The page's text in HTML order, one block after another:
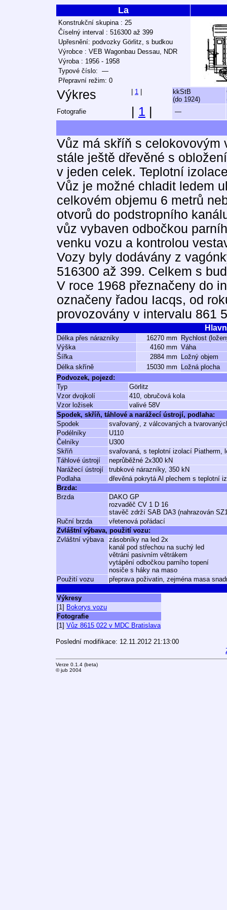
La
Konstrukční skupina : 25
Číselný interval : 516300 až 399
Upřesnění: podvozky Görlitz, s budkou
Výrobce : VEB Wagonbau Dessau, NDR
Výroba : 1956 - 1958
Typové číslo: —
Přepravní režim: 0
Výkres 1
kkStB
(do 1924)
Fotografie
1 —
Vůz má skříň s celokovovým
stále ještě dřevěné s
v jeden celek. Teplotní
Vůz je možné chladit ledem
celkovém objemu 6 metrů
otvorů do podstropního
vůz vybaven odbočkou
venku vozu a kontrolou
Vozy byly dodávány z
516300 až 399. Celkem s
V roce 1968 přeznačeny do
označeny řadou Iacqs, od
provozovány v intervalu 861
Délka přes nárazníky 16270 mm
Rychlost
Výška
4160 mm Váha
Šířka
2884 mm
Ložný objem
Délka skříně
15030 mm
Ložná plocha
Podvozek, pojezd:
Typ
Görlitz
Vzor dvojkolí
410, obručová kola
Vzor ložisek
valivé 58V
Spodek, skříň, táhlové a narážecí ústrojí, podlaha:
Spodek
svařovaný, z válcovaných a
Podélníky
U110
Čelníky
U300
Skříň
svařovaná, s teplotní izolací Piatherm,
Táhlové ústrojí
neprůběžné 2x300 kN
Narážecí ústrojí
trubkové nárazníky, 350 kN
Podlaha
dřevěná pokrytá Al plechem s teplotní
Brzda:
Brzda
DAKO GP
rozvaděč CV 1 D 16
stavěč zdrží SAB DA3 (nahrazován
Ruční brzda
vřetenová pořádací
Zvláštní výbava, použití vozu:
Zvláštní výbava
zásobníky na led 2x
kanál pod střechou na suchý led
větrání pasivním větrákem
vytápění odbočkou parního topení
nosiče s háky na maso
Použití vozu
přeprava poživatin, zejména masa
Výkresy
[1] Bokorys vozu
Fotografie
[1] Vůz 8615 022 v MDC Bratislava
Poslední modifikace: 12.11.2012 21:13:00
Verze 0.1.4 (beta)
© jub 2004